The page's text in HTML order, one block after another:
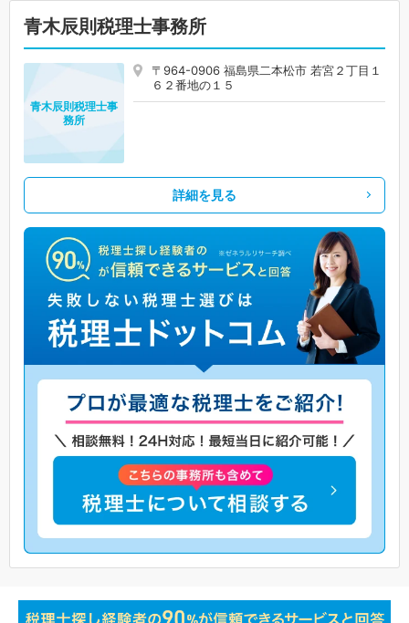
青木辰則税理士事務所
〒964-0906 福島県二本松市 若宮２丁目１
６２番地の１５
青木辰則税理士事
務所
詳細を見る